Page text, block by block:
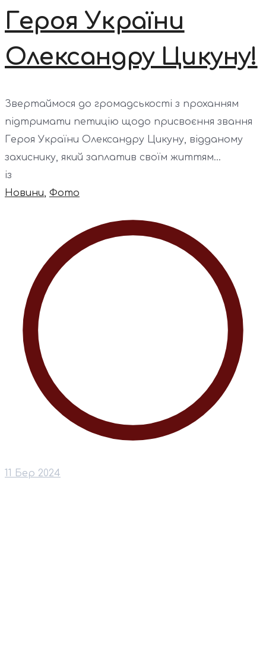
Героя України
Олександру Цикуну!
Звертаймося до громадськості з проханням
підтримати петицію щодо присвоєння звання
Героя України Олександру Цикуну, відданому
захиснику, який заплатив своїм життям...
із
Новини, Фото
11 Бер 2024